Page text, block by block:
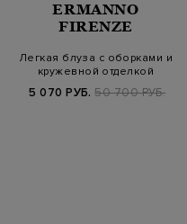
ERMANNO
FIRENZE
Легкая блуза с оборками и
кружевной отделкой
5 070 РУБ. 50 700 РУБ.